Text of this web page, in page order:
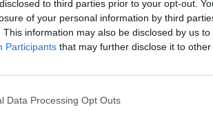
to third parties prior to your opt-out.
of your personal information by third
This information may also be disclosed by us
Participants that may further disclose it to other
Data Processing Opt Outs
durcissent et forment une couche
conçus pour le gras frais, ne peuvent
une paille de fer ou un grattoir
l’accumulation de nouvelles